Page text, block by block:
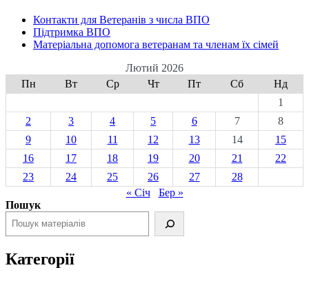
Контакти для Ветеранів з числа ВПО
Підтримка ВПО
Матеріальна допомога ветеранам та членам їх сімей
Лютий 2026
Пн
Вт Ср Чт Пт Сб
Нд
1
2
3 4 5 6 7
8
9
10 11 12 13 14
15
16
17 18 19 20 21
22
23
24 25 26 27
28
« Січ
Бер »
Пошук
Категорії